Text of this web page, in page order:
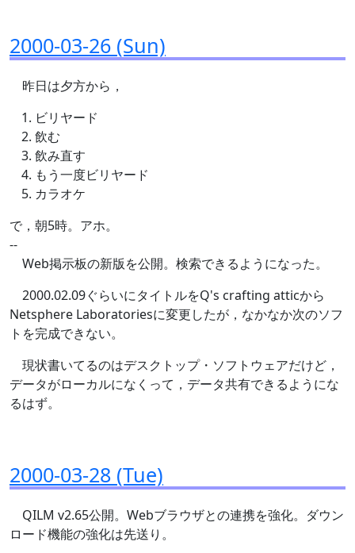
2000-03-26 (Sun)
昨日は夕方から，
ビリヤード
飲む
飲み直す
もう一度ビリヤード
カラオケ
で，朝5時。アホ。
--
Web掲示板の新版を公開。検索できるようになった。
2000.02.09ぐらいにタイトルをQ's crafting atticから
Netsphere Laboratoriesに変更したが，なかなか次のソフ
トを完成できない。
現状書いてるのはデスクトップ・ソフトウェアだけど，
データがローカルになくって，データ共有できるようにな
るはず。
2000-03-28 (Tue)
QILM v2.65公開。Webブラウザとの連携を強化。ダウン
ロード機能の強化は先送り。